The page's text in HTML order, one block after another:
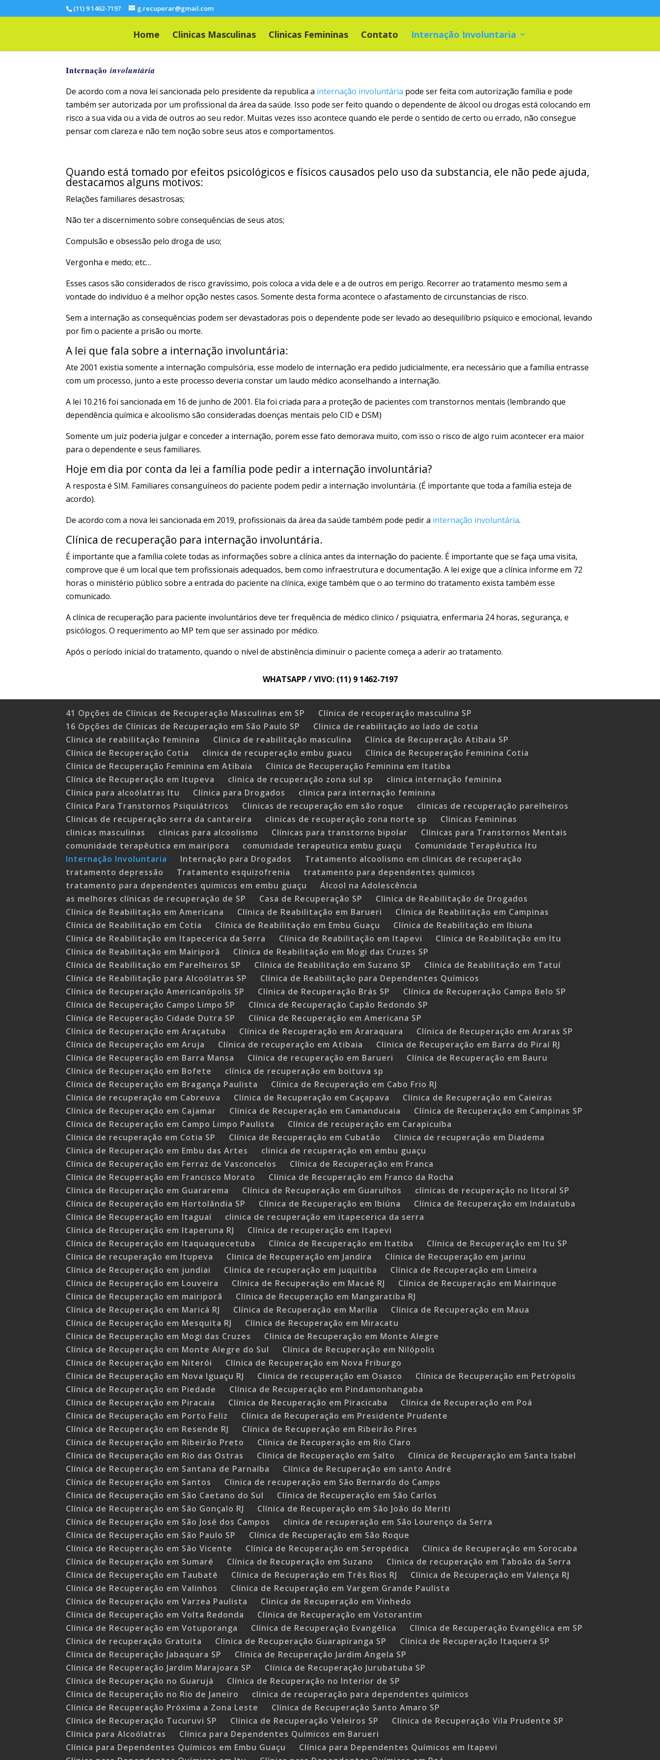
(11) 9 1462-7197 g.recuperar@gmail.com
Home Clinicas Masculinas Clinicas Femininas Contato Internação Involuntaria
Internação involuntária
De acordo com a nova lei sancionada pelo presidente da republica a internação involuntária pode ser feita com autorização família e pode
também ser autorizada por um profissional da área da saúde. Isso pode ser feito quando o dependente de álcool ou drogas está colocando em
risco a sua vida ou a vida de outros ao seu redor. Muitas vezes isso acontece quando ele perde o sentido de certo ou errado, não consegue
pensar com clareza e não tem noção sobre seus atos e comportamentos.
Quando está tomado por efeitos psicológicos e físicos causados pelo uso da substancia, ele não pede ajuda,
destacamos alguns motivos:
Relações familiares desastrosas;
Não ter a discernimento sobre consequências de seus atos;
Compulsão e obsessão pelo droga de uso;
Vergonha e medo; etc…
Esses casos são considerados de risco gravíssimo, pois coloca a vida dele e a de outros em perigo. Recorrer ao tratamento mesmo sem a
vontade do indivíduo é a melhor opção nestes casos. Somente desta forma acontece o afastamento de circunstancias de risco.
Sem a internação as consequências podem ser devastadoras pois o dependente pode ser levado ao desequilíbrio psíquico e emocional, levando
por fim o paciente a prisão ou morte.
A lei que fala sobre a internação involuntária:
Ate 2001 existia somente a internação compulsória, esse modelo de internação era pedido judicialmente, era necessário que a família entrasse
com um processo, junto a este processo deveria constar um laudo médico aconselhando a internação.
A lei 10.216 foi sancionada em 16 de junho de 2001. Ela foi criada para a proteção de pacientes com transtornos mentais (lembrando que
dependência química e alcoolismo são consideradas doenças mentais pelo CID e DSM)
Somente um juiz poderia julgar e conceder a internação, porem esse fato demorava muito, com isso o risco de algo ruim acontecer era maior
para o dependente e seus familiares.
Hoje em dia por conta da lei a família pode pedir a internação involuntária?
A resposta é SIM. Familiares consanguíneos do paciente podem pedir a internação involuntária. (É importante que toda a família esteja de
acordo).
De acordo com a nova lei sancionada em 2019, profissionais da área da saúde também pode pedir a internação involuntária.
Clínica de recuperação para internação involuntária.
É importante que a família colete todas as informações sobre a clínica antes da internação do paciente. É importante que se faça uma visita,
comprove que é um local que tem profissionais adequados, bem como infraestrutura e documentação. A lei exige que a clínica informe em 72
horas o ministério público sobre a entrada do paciente na clínica, exige também que o ao termino do tratamento exista também esse
comunicado.
A clínica de recuperação para paciente involuntários deve ter frequência de médico clinico / psiquiatra, enfermaria 24 horas, segurança, e
psicólogos. O requerimento ao MP tem que ser assinado por médico.
Após o período inicial do tratamento, quando o nível de abstinência diminuir o paciente começa a aderir ao tratamento.
WHATSAPP / VIVO: (11) 9 1462-7197
41 Opções de Clínicas de Recuperação Masculinas em SP
Clínica de recuperação masculina SP
16 Opções de Clínicas de Recuperação em São Paulo SP
Clinica de reabilitação ao lado de cotia
Clinica de reabilitação feminina
Clinica de reabilitação masculina
Clínica de Recuperação Atibaia SP
Clínica de Recuperação Cotia
clinica de recuperação embu guacu
Clínica de Recuperação Feminina Cotia
Clínica de Recuperação Feminina em Atibaia
Clinica de Recuperação Feminina em Itatiba
Clínica de Recuperação em Itupeva
clinica de recuperação zona sul sp
clinica internação feminina
Clínica para alcoólatras Itu
Clínica para Drogados
clinica para internação feminina
Clínica Para Transtornos Psiquiátricos
Clinicas de recuperação em são roque
clinicas de recuperação parelheiros
Clinicas de recuperação serra da cantareira
clinicas de recuperação zona norte sp
Clinicas Femininas
clinicas masculinas
clinicas para alcoolismo Clínicas para transtorno bipolar
Clínicas para Transtornos Mentais
comunidade terapêutica em mairipora
comunidade terapeutica embu guaçu
Comunidade Terapêutica Itu
Internação Involuntaria
Internação para Drogados
Tratamento alcoolismo em clinicas de recuperação
tratamento depressão
Tratamento esquizofrenia
tratamento para dependentes quimicos
tratamento para dependentes quimicos em embu guaçu
Álcool na Adolescência
as melhores clínicas de recuperação de SP
Casa de Recuperação SP
Clínica de Reabilitação de Drogados
Clínica de Reabilitação em Americana
Clínica de Reabilitação em Barueri
Clínica de Reabilitação em Campinas
Clínica de Reabilitação em Cotia
Clínica de Reabilitação em Embu Guaçu
Clínica de Reabilitação em Ibiuna
Clínica de Reabilitação em Itapecerica da Serra
Clínica de Reabilitação em Itapevi
Clínica de Reabilitação em Itu
Clínica de Reabilitação em Mairiporã
Clínica de Reabilitação em Mogi das Cruzes SP
Clínica de Reabilitação em Parelheiros SP
Clínica de Reabilitação em Suzano SP
Clínica de Reabilitação em Tatuí
Clínica de Reabilitação para Alcoólatras SP
Clínica de Reabilitação para Dependentes Químicos
Clínica de Recuperação Americanópolis SP
Clínica de Recuperação Brás SP
Clínica de Recuperação Campo Belo SP
Clínica de Recuperação Campo Limpo SP
Clínica de Recuperação Capão Redondo SP
Clínica de Recuperação Cidade Dutra SP
Clínica de Recuperação em Americana SP
Clínica de Recuperação em Araçatuba
Clínica de Recuperação em Araraquara
Clínica de Recuperação em Araras SP
Clínica de Recuperação em Aruja
Clínica de recuperação em Atibaia
Clínica de Recuperação em Barra do Piraí RJ
Clínica de Recuperação em Barra Mansa
Clínica de recuperação em Barueri
Clínica de Recuperação em Bauru
Clínica de Recuperação em Bofete
clínica de recuperação em boituva sp
Clínica de Recuperação em Bragança Paulista
Clínica de Recuperação em Cabo Frio RJ
Clínica de recuperação em Cabreuva
Clínica de Recuperação em Caçapava
Clínica de Recuperação em Caieiras
Clínica de Recuperação em Cajamar
Clínica de Recuperação em Camanducaia
Clínica de Recuperação em Campinas SP
Clínica de Recuperação em Campo Limpo Paulista
Clínica de recuperação em Carapicuíba
Clínica de recuperação em Cotia SP
Clínica de Recuperação em Cubatão
Clinica de recuperação em Diadema
Clinica de Recuperação em Embu das Artes
clinica de recuperação em embu guaçu
Clínica de Recuperação em Ferraz de Vasconcelos
Clínica de Recuperação em Franca
Clínica de Recuperação em Francisco Morato
Clínica de Recuperação em Franco da Rocha
Clínica de Recuperação em Guararema
Clínica de Recuperação em Guarulhos
clínicas de recuperação no litoral SP
Clínica de Recuperação em Hortolândia SP
Clínica de Recuperação em Ibiúna
Clínica de Recuperação em Indaiatuba
Clínica de Recuperação em Itaguaí
clinica de recuperação em itapecerica da serra
Clínica de Recuperação em Itaperuna RJ
Clínica de recuperação em Itapevi
Clínica de Recuperação em Itaquaquecetuba
Clínica de Recuperação em Itatiba
Clínica de Recuperação em Itu SP
Clínica de recuperação em Itupeva
Clinica de Recuperação em Jandira
Clínica de Recuperação em jarinu
Clínica de Recuperação em jundiai
Clinica de recuperação em juquitiba
Clínica de Recuperação em Limeira
Clínica de Recuperação em Louveira
Clínica de Recuperação em Macaé RJ
Clínica de Recuperação em Mairinque
Clínica de Recuperação em mairiporã
Clínica de Recuperação em Mangaratiba RJ
Clínica de Recuperação em Maricá RJ
Clínica de Recuperação em Marília
Clínica de Recuperação em Maua
Clínica de Recuperação em Mesquita RJ
Clínica de Recuperação em Miracatu
Clínica de Recuperação em Mogi das Cruzes
Clinica de Recuperação em Monte Alegre
Clínica de Recuperação em Monte Alegre do Sul
Clínica de Recuperação em Nilópolis
Clínica de Recuperação em Niterói
Clínica de Recuperação em Nova Friburgo
Clínica de Recuperação em Nova Iguaçu RJ
Clinica de recuperação em Osasco
Clínica de Recuperação em Petrópolis
Clínica de Recuperação em Piedade
Clínica de Recuperação em Pindamonhangaba
Clínica de Recuperação em Piracaia
Clínica de Recuperação em Piracicaba
Clínica de Recuperação em Poá
Clínica de Recuperação em Porto Feliz
Clínica de Recuperação em Presidente Prudente
Clínica de Recuperação em Resende RJ
Clínica de Recuperação em Ribeirão Pires
Clínica de Recuperação em Ribeirão Preto
Clínica de Recuperação em Rio Claro
Clínica de Recuperação em Rio das Ostras
Clínica de Recuperação em Salto
Clínica de Recuperação em Santa Isabel
Clínica de Recuperação em Santana de Parnaíba
Clínica de Recuperação em santo André
Clínica de Recuperação em Santos
Clinica de recuperação em São Bernardo do Campo
Clinica de Recuperação em São Caetano do Sul
Clínica de Recuperação em São Carlos
Clínica de Recuperação em São Gonçalo RJ
Clínica de Recuperação em São João do Meriti
Clínica de Recuperação em São José dos Campos
clinica de recuperação em São Lourenço da Serra
Clínica de Recuperação em São Paulo SP
Clínica de Recuperação em São Roque
Clínica de Recuperação em São Vicente
Clínica de Recuperação em Seropédica
Clínica de Recuperação em Sorocaba
Clínica de Recuperação em Sumaré
Clínica de Recuperação em Suzano
Clinica de recuperação em Taboão da Serra
Clínica de Recuperação em Taubaté
Clínica de Recuperação em Três Rios RJ
Clínica de Recuperação em Valença RJ
Clínica de Recuperação em Valinhos
Clínica de Recuperação em Vargem Grande Paulista
Clínica de Recuperação em Varzea Paulista
Clinica de Recuperação em Vinhedo
Clínica de Recuperação em Volta Redonda
Clínica de Recuperação em Votorantim
Clínica de Recuperação em Votuporanga
Clínica de Recuperação Evangélica
Clínica de Recuperação Evangélica em SP
Clinica de recuperação Gratuita
Clínica de Recuperação Guarapiranga SP
Clínica de Recuperação Itaquera SP
Clínica de Recuperação Jabaquara SP
Clínica de Recuperação Jardim Angela SP
Clínica de Recuperação Jardim Marajoara SP
Clínica de Recuperação Jurubatuba SP
Clínica de Recuperação no Guarujá
Clínica de Recuperação no Interior de SP
Clínica de Recuperação no Rio de Janeiro
clinica de recuperação para dependentes químicos
Clínica de Recuperação Próxima a Zona Leste
Clínica de Recuperação Santo Amaro SP
Clínica de Recuperação Tucuruvi SP
Clínica de Recuperação Veleiros SP
Clínica de Recuperação Vila Prudente SP
Clínica para Alcoólatras
Clínica para Dependentes Químicos em Barueri
Clínica para Dependentes Químicos em Embu Guaçu
Clínica para Dependentes Químicos em Itapevi